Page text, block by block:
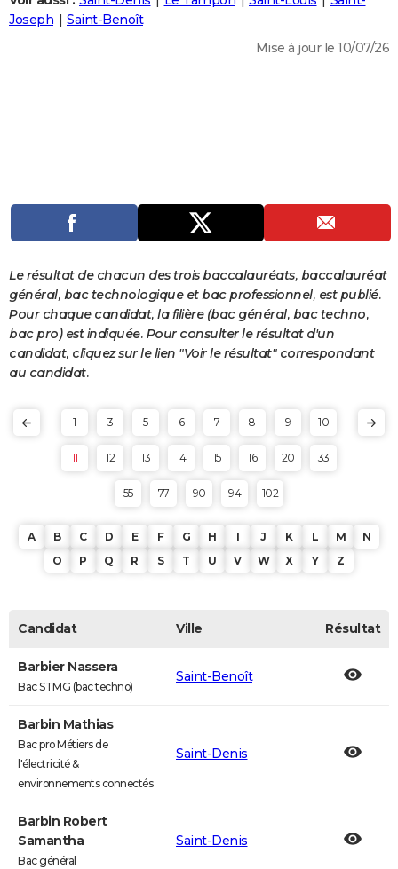
Destinations
City break
Voyage nature
Voyage de noces
Forum
Climat
+
PHOTO
PROGRAMME TV
S'inscrire
Se connecter
Lycées
Collèges
Primaires
Universités
Entreprises
Service militaire
Avis de recherche
AVIS DE DÉCÈS
FORUM
Bricolage
Lifestyle
Culture
Sport
Auto
Television
Voyage
Cinema
Joseph
Saint-Benoît
Mise à jour le 10/07/26
Le résultat de chacun des trois baccalauréats, baccalauréat
général, bac technologique et bac professionnel, est publié.
Pour chaque candidat, la filière (bac général, bac techno,
bac pro) est indiquée. Pour consulter le résultat d'un
candidat, cliquez sur le lien "Voir le résultat" correspondant
au candidat.
1 3 5 6 7 8 9 10
11 12 13 14 15 16 20 33
55 77 90 94 102
A B C D E F G H I J K L M
N
O
P Q R S T U V W X Y Z
Candidat Ville Résultat
Barbier Nassera
Bac STMG (bac techno)
Saint-Benoît
Barbin Mathias
Bac pro Métiers de
l'électricité &
environnements connectés
Saint-Denis
Barbin Robert
Samantha
Bac général
Saint-Denis